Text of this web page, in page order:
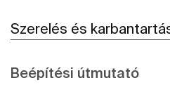
Szerelés és
Beépítési útmutató